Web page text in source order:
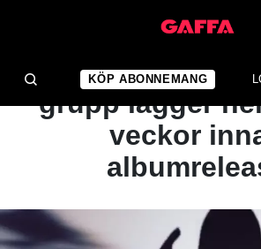
KÖP ABONNEMANG
NYHET
Hyllad svensk
grupp lägger
veckor